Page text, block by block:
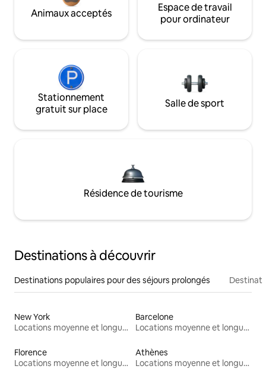
Animaux acceptés
Espace de travail
pour ordinateur
Stationnement
gratuit sur place
Salle de sport
Résidence de tourisme
Destinations à découvrir
Destinations populaires pour des séjours prolongés
New York
Locations moyenne et longue durée
Barcelone
Locations moyenne et longue durée
Florence
Locations moyenne et longue durée
Athènes
Locations moyenne et longue durée